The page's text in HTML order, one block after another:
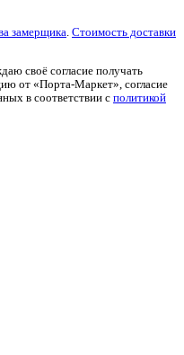
замерщика Стоимость доставки
своё согласие получать
от «Порта-Маркет», согласие
в соответствии с политикой